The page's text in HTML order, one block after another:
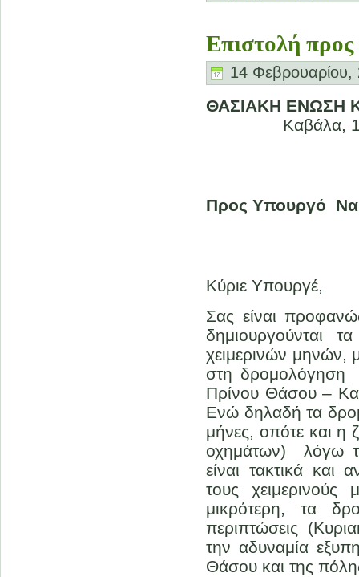
Επιστολή προς
14
ΘΑΣΙΑΚΗ ΕΝΩΣΗ
Καβάλα, 13.
Προς Υπουργό
Κύριε Υπουργέ,
Σας είναι
δημιουργούνται
χειμερινών μηνών,
στη δρομολόγηση
Πρίνου Θάσου –
Ενώ δηλαδή τα
μήνες, οπότε και η
οχημάτων) λόγω
είναι τακτικά και
τους
μικρότερη, τα
περιπτώσεις
την αδυναμία
Θάσου και της